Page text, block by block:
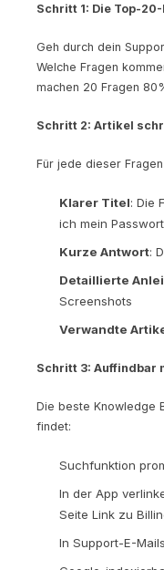
Schritt 1: Die Top-
Geh durch dein
Welche Fragen
machen 20 Fragen
Schritt 2: Artikel
Für jede dieser
Klarer Titel: Die
ich mein
Kurze Antwort:
Detaillierte
Screenshots
Verwandte
Schritt 3: Auffindbar
Die beste Knowledge
findet:
Suchfunktion
In der App
Seite Link zu
In Support-E-